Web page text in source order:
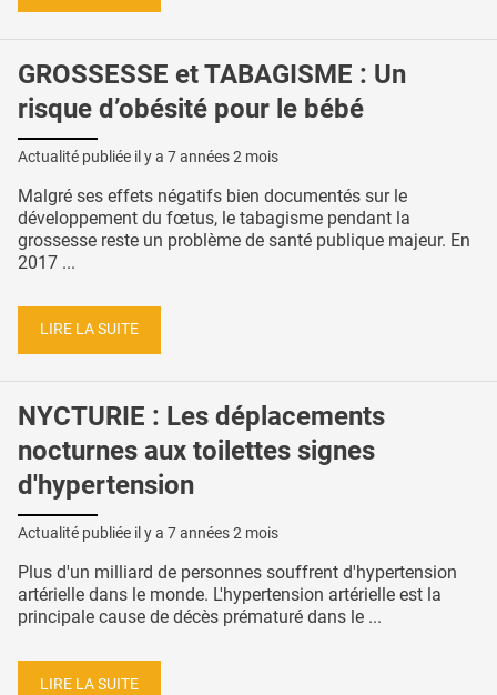
GROSSESSE et TABAGISME : Un
risque d’obésité pour le bébé
Actualité publiée il y a 7 années 2 mois
Malgré ses effets négatifs bien documentés sur le
développement du fœtus, le tabagisme pendant la
grossesse reste un problème de santé publique majeur. En
2017 ...
LIRE LA SUITE
NYCTURIE : Les déplacements
nocturnes aux toilettes signes
d'hypertension
Actualité publiée il y a 7 années 2 mois
Plus d'un milliard de personnes souffrent d'hypertension
artérielle dans le monde. L'hypertension artérielle est la
principale cause de décès prématuré dans le ...
LIRE LA SUITE